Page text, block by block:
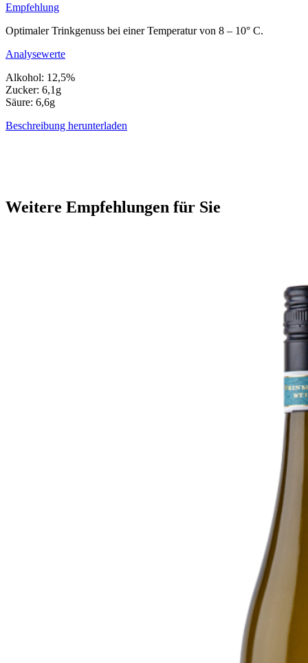
Empfehlung
Optimaler Trinkgenuss bei einer Temperatur von 8 – 10° C.
Analysewerte
Alkohol: 12,5%
Zucker: 6,1g
Säure: 6,6g
Beschreibung herunterladen
Weitere Empfehlungen für Sie